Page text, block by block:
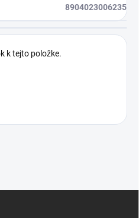
8904023006235
k tejto položke.